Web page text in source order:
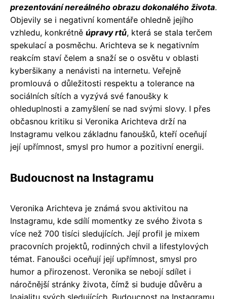
prezentování nereálného obrazu dokonalého života.
Objevily se i negativní komentáře ohledně jejího
vzhledu, konkrétně úpravy rtů, která se stala terčem
spekulací a posměchu. Arichteva se k negativním
reakcím staví čelem a snaží se o osvětu v oblasti
kyberšikany a nenávisti na internetu. Veřejně
promlouvá o důležitosti respektu a tolerance na
sociálních sítích a vyzývá své fanoušky k
ohleduplnosti a zamyšlení se nad svými slovy. I přes
občasnou kritiku si Veronika Arichteva drží na
Instagramu velkou základnu fanoušků, kteří oceňují
její upřímnost, smysl pro humor a pozitivní energii.
Budoucnost na Instagramu
Veronika Arichteva je známá svou aktivitou na
Instagramu, kde sdílí momentky ze svého života s
více než 700 tisíci sledujících. Její profil je mixem
pracovních projektů, rodinných chvil a lifestylových
témat. Fanoušci oceňují její upřímnost, smysl pro
humor a přirozenost. Veronika se nebojí sdílet i
náročnější stránky života, čímž si buduje důvěru a
loajalitu svých sledujících. Budoucnost na Instagramu